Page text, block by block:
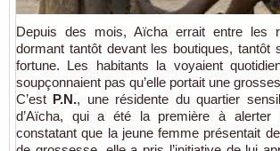
Depuis des mois, Aïcha errait entre les
dormant tantôt devant les boutiques, tantôt
fortune. Les habitants la voyaient
soupçonnaient pas qu’elle portait une
C’est P.N., une résidente du quartier
d’Aïcha, qui a été la première à alerter
constatant que la jeune femme présentait